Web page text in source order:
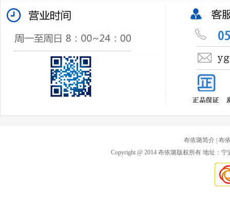
布依璐简介 | 布
Copyright @ 2014 布依璐版权所有 地址